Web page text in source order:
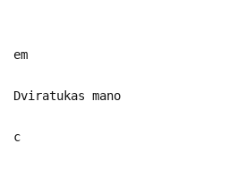
em
Dviratukas mano
c